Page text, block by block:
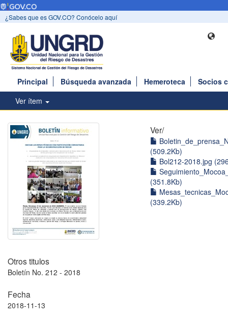
¿Sabes que es GOV.CO? Conócelo aquí
Principal Búsqueda avanzada Hemeroteca
Socios
Ver ítem
Ver/
(509.2Kb)
Bol212-2018.jpg
(351.8Kb)
(339.2Kb)
Otros titulos
Boletín No. 212 - 2018
Fecha
2018-11-13